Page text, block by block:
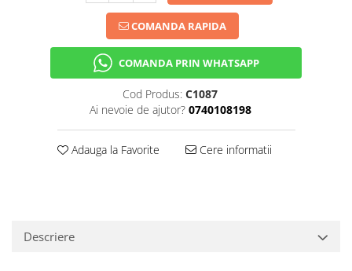
COMANDA RAPIDA
COMANDA PRIN WHATSAPP
Cod Produs: C1087
Ai nevoie de ajutor? 0740108198
Adauga la Favorite Cere informatii
Descriere